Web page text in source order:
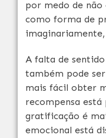
por medo de
como forma de
A falta de
também pode
mais fácil obter
recompensa está
gratificação é
emocional está